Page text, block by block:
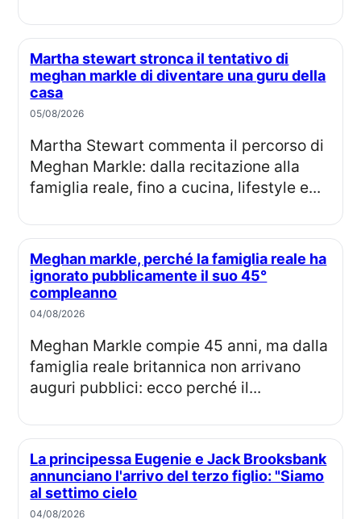
Martha stewart stronca il tentativo di
meghan markle di diventare una guru della
casa
05/08/2026
Martha Stewart commenta il percorso di
Meghan Markle: dalla recitazione alla
famiglia reale, fino a cucina, lifestyle e...
Meghan markle, perché la famiglia reale ha
ignorato pubblicamente il suo 45°
compleanno
04/08/2026
Meghan Markle compie 45 anni, ma dalla
famiglia reale britannica non arrivano
auguri pubblici: ecco perché il...
La principessa Eugenie e Jack Brooksbank
annunciano l'arrivo del terzo figlio: "Siamo
al settimo cielo
04/08/2026